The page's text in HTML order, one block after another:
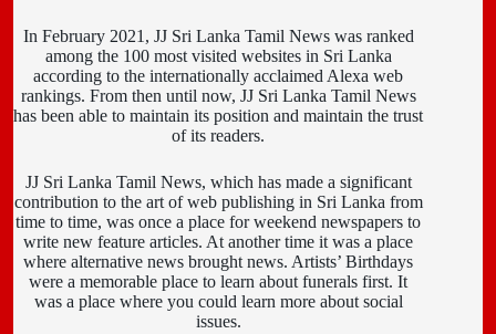
In February 2021, JJ Sri Lanka Tamil News was ranked
among the 100 most visited websites in Sri Lanka
according to the internationally acclaimed Alexa web
rankings. From then until now, JJ Sri Lanka Tamil News
has been able to maintain its position and maintain the trust
of its readers.
JJ Sri Lanka Tamil News, which has made a significant
contribution to the art of web publishing in Sri Lanka from
time to time, was once a place for weekend newspapers to
write new feature articles. At another time it was a place
where alternative news brought news. Artists’ Birthdays
were a memorable place to learn about funerals first. It
was a place where you could learn more about social
issues.